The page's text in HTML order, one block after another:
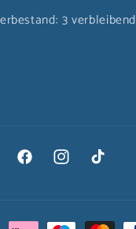
3 verbleibend
FacebookInstagramTikTok